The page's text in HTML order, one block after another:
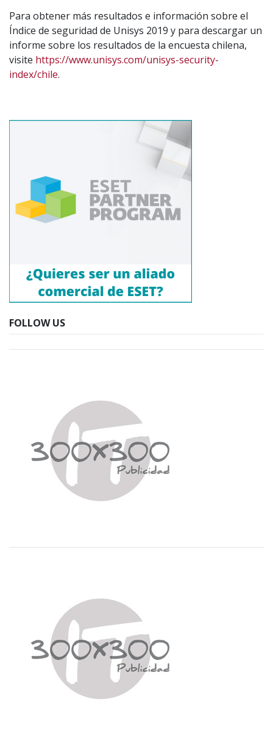
Para obtener más resultados e información sobre el
Índice de seguridad de Unisys 2019 y para descargar un
informe sobre los resultados de la encuesta chilena,
visite https://www.unisys.com/unisys-security-
index/chile.
FOLLOW US